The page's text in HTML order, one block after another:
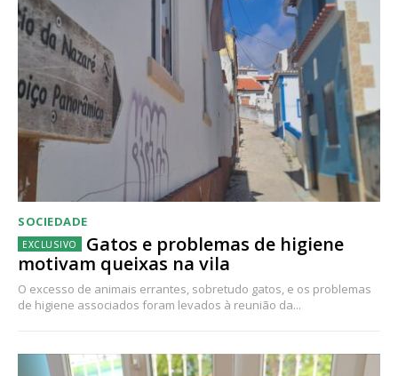
SOCIEDADE
Gatos e problemas de higiene
motivam queixas na vila
O excesso de animais errantes, sobretudo gatos, e os problemas
de higiene associados foram levados à reunião da...